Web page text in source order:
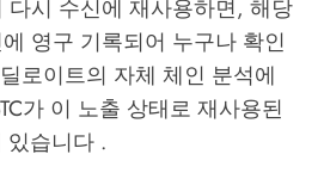
다시 수신에 재사용하면, 해당
영구 기록되어 누구나 확인
로이트의 자체 체인 분석에
가 이 노출 상태로 재사용된
있습니다 .